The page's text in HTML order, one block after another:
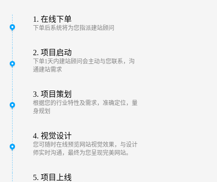
1. 在线下单
下单后系统将为您指派建站顾问
2. 项目启动
下单1天内建站顾问会主动与您联系，沟
通建站需求
3. 项目策划
根据您的行业特性及需求，准确定位，量
身规划
4. 视觉设计
您可随时在线预览网站视觉效果，与设计
师实时沟通，最终为您呈现完美网站。
5. 项目上线